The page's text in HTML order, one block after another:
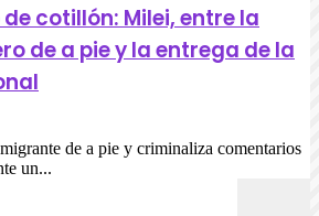
cotillón: Milei, entre la
de a pie y la entrega de la
de a pie y criminaliza comentarios
un...